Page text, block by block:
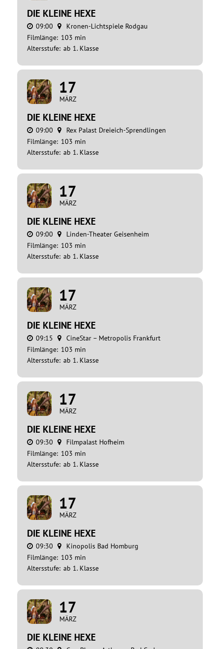
DIE KLEINE HEXE
09:00
Kronen-Lichtspiele Rodgau
Filmlänge: 103 min
Altersstufe: ab 1. Klasse
17
MÄRZ
DIE KLEINE HEXE
09:00
Rex Palast Dreieich-Sprendlingen
Filmlänge: 103 min
Altersstufe: ab 1. Klasse
17
MÄRZ
DIE KLEINE HEXE
09:00
Linden-Theater Geisenheim
Filmlänge: 103 min
Altersstufe: ab 1. Klasse
17
MÄRZ
DIE KLEINE HEXE
09:15
CineStar – Metropolis Frankfurt
Filmlänge: 103 min
Altersstufe: ab 1. Klasse
17
MÄRZ
DIE KLEINE HEXE
09:30
Filmpalast Hofheim
Filmlänge: 103 min
Altersstufe: ab 1. Klasse
17
MÄRZ
DIE KLEINE HEXE
09:30
Kinopolis Bad Homburg
Filmlänge: 103 min
Altersstufe: ab 1. Klasse
17
MÄRZ
DIE KLEINE HEXE